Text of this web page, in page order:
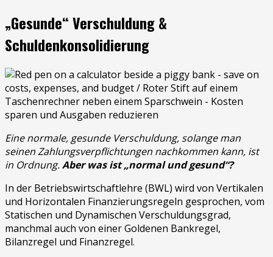
„Gesunde“ Verschuldung &
Schuldenkonsolidierung
Eine normale, gesunde Verschuldung, solange man
seinen Zahlungsverpflichtungen nachkommen kann, ist
in Ordnung.Aber was ist „normal und gesund“?
In der Betriebswirtschaftlehre (BWL) wird von Vertikalen
und Horizontalen Finanzierungsregeln gesprochen, vom
Statischen und Dynamischen Verschuldungsgrad,
manchmal auch von einer Goldenen Bankregel,
Bilanzregel und Finanzregel.